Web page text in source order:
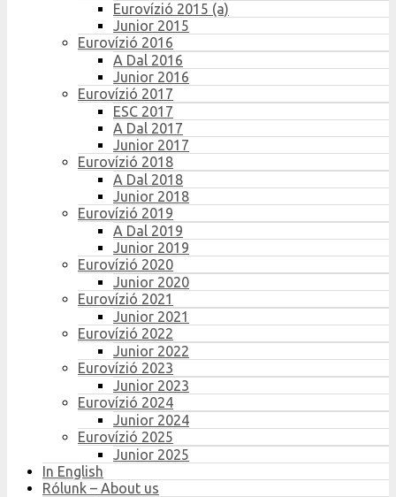
Eurovízió 2015 (a)
Junior 2015
Eurovízió 2016
A Dal 2016
Junior 2016
Eurovízió 2017
ESC 2017
A Dal 2017
Junior 2017
Eurovízió 2018
A Dal 2018
Junior 2018
Eurovízió 2019
A Dal 2019
Junior 2019
Eurovízió 2020
Junior 2020
Eurovízió 2021
Junior 2021
Eurovízió 2022
Junior 2022
Eurovízió 2023
Junior 2023
Eurovízió 2024
Junior 2024
Eurovízió 2025
Junior 2025
In English
Rólunk – About us